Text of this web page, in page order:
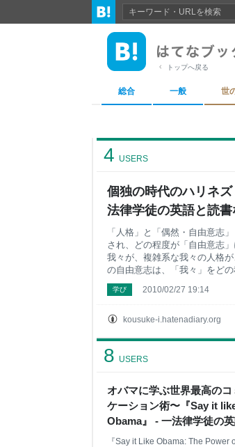
トップへ戻る
総合 一般 世
個独の時代のハリネ
法律学徒の英語と読書
4 USERS
kousuke-i.hatenadiary.org
「人格」と「偶然・自由意志
され、どの程度が「自由意志
我々が、複雑系な我々の人格
の自由意志は、「我々」をど
かり知らぬ場所で決定された
できるのか。ましてや他人の
人々は「孤独」ではなくとも
が、「個独」の問題を解決し
学び 2010/02/27 19:14
オバマに学ぶ世界最高のコ
ケーション術〜『Say it
Obama』 - 一法律学徒の
読書な日々
8 USERS
『Say it Like Obama: The Power